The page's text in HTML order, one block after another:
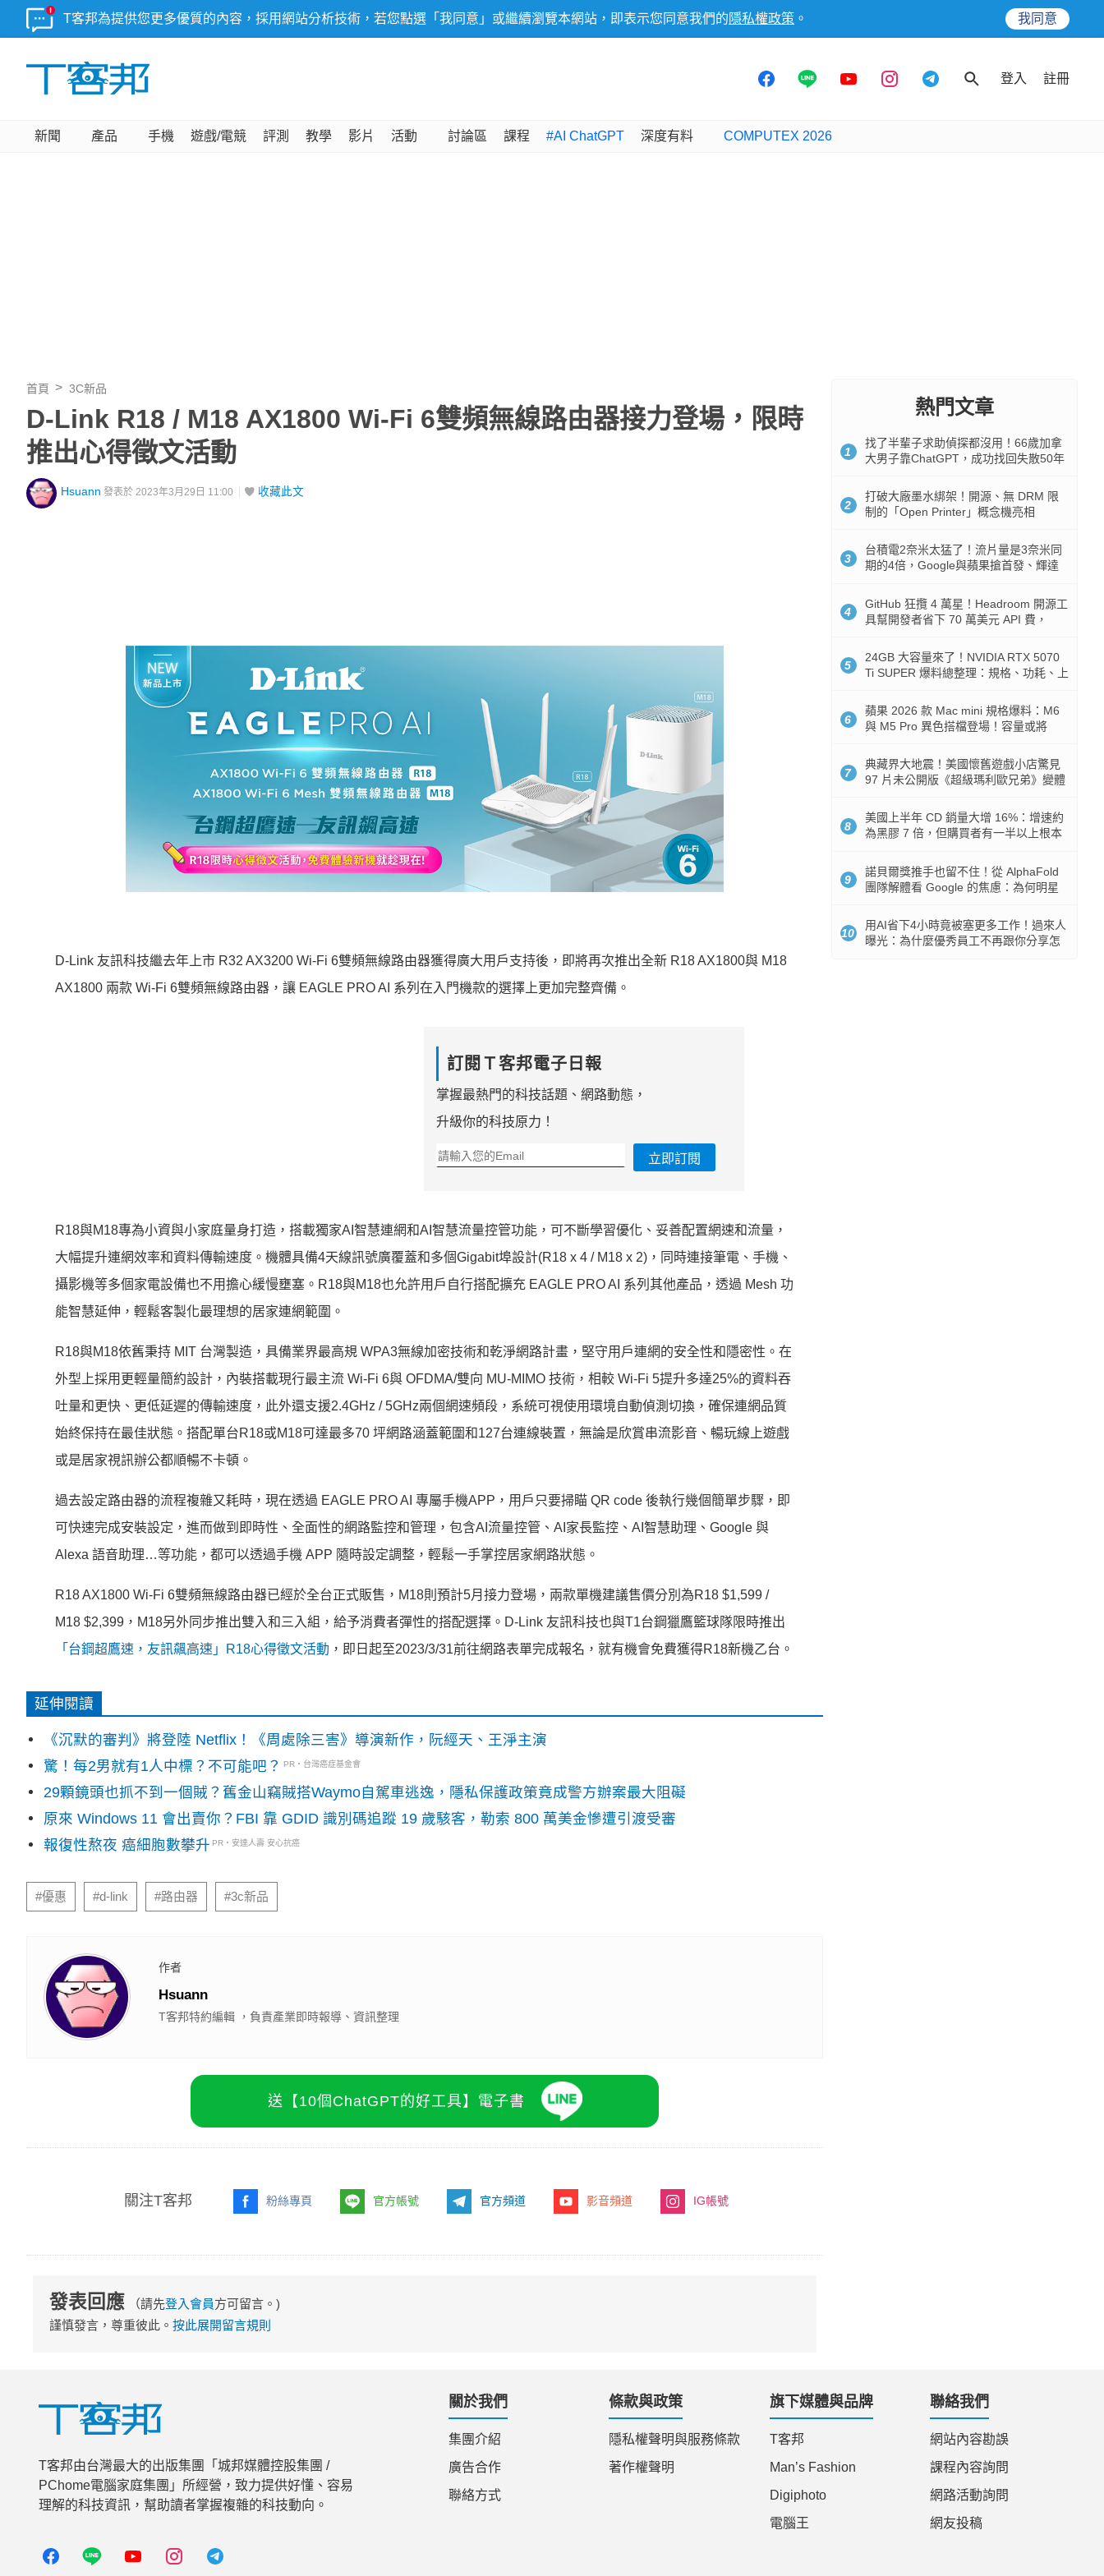
T客邦為提供您更多優質的內容，採用網站分析技術，若您點選「我同意」或繼續瀏覽本網站，即表示您同意我們的 隱私權政策 。 我同意
登入 註冊
新聞 產品 手機 遊戲/電競 評測 教學 影片 活動 討論區 課程 #AI ChatGPT 深度有料 COMPUTEX 2026
首頁 3C新品
D-Link R18 / M18 AX1800 Wi-Fi 6雙頻無線路由器接力登場，限時
推出心得徵文活動
Hsuann 發表於 2023年3月29日 11:00 收藏此文
D-Link 友訊科技繼去年上市 R32 AX3200 Wi-Fi 6雙頻無線路由器獲得廣大用戶支持後，即將再次推出全新 R18 AX1800與 M18
AX1800 兩款 Wi-Fi 6雙頻無線路由器，讓 EAGLE PRO AI 系列在入門機款的選擇上更加完整齊備。
訂閱Ｔ客邦電子日報
掌握最熱門的科技話題、網路動態，
升級你的科技原力！
立即訂閱
R18與M18專為小資與小家庭量身打造，搭載獨家AI智慧連網和AI智慧流量控管功能，可不斷學習優化、妥善配置網速和流量，
大幅提升連網效率和資料傳輸速度。機體具備4天線訊號廣覆蓋和多個Gigabit埠設計(R18 x 4 / M18 x 2)，同時連接筆電、手機、
攝影機等多個家電設備也不用擔心緩慢壅塞。R18與M18也允許用戶自行搭配擴充 EAGLE PRO AI 系列其他產品，透過 Mesh 功
能智慧延伸， 輕鬆客製化最理想的居家連網範圍。
R18與M18依舊秉持 MIT 台灣製造，具備業界最高規 WPA3無線加密技術和乾淨網路計畫，堅守用戶連網的安全性和隱密性。 在
外型上採用更輕量簡約設計，內裝搭載現行最主流 Wi-Fi 6與 OFDMA/雙向 MU-MIMO 技術，相較 Wi-Fi 5提升多達25%的資料吞
吐量和更快、更低延遲的傳輸速度， 此外還支援2.4GHz / 5GHz兩個網速頻段，系統可視使用環境自動偵測切換， 確保連網品質
始終保持在最佳狀態。搭配單台R18或M18可達最多70 坪網路涵蓋範圍和127台連線裝置，無論是欣賞串流影音、 暢玩線上遊戲
或是居家視訊辦公都順暢不卡頓。
過去設定路由器的流程複雜又耗時，現在透過 EAGLE PRO AI 專屬手機APP，用戶只要掃瞄 QR code 後執行幾個簡單步驟，即
可快速完成安裝設定， 進而做到即時性、全面性的網路監控和管理，包含AI流量控管、A I家長監控、AI智慧助理、Google 與
Alexa 語音助理…等功能，都可以透過手機 APP 隨時設定調整， 輕鬆一手掌控居家網路狀態。
R18 AX1800 Wi-Fi 6雙頻無線路由器已經於全台正式販售，M18則預計5月接力登場 ，兩款單機建議售價分別為R18 $1,599 /
M18 $2,399，M18另外同步推出雙入和三入組， 給予消費者彈性的搭配選擇。D-Link 友訊科技也與T1台鋼獵鷹籃球隊限時推出
「台鋼超鷹速，友訊飆高速」R18心得徵文活動 ，即日起至2023/3/31前往網路表單完成報名， 就有機會免費獲得R18新機乙台。
延伸閱讀
《沉默的審判》將登陸 Netflix！《周處除三害》導演新作，阮經天、王淨主演
驚！每2男就有1人中標？不可能吧？
PR・台灣癌症基金會
29顆鏡頭也抓不到一個賊？舊金山竊賊搭Waymo自駕車逃逸，隱私保護政策竟成警方辦案最大阻礙
原來 Windows 11 會出賣你？FBI 靠 GDID 識別碼追蹤 19 歲駭客，勒索 800 萬美金慘遭引渡受審
報復性熬夜 癌細胞數攀升 PR・安達人壽 安心抗癌
#優惠 #d-link #路由器 #3c新品
作者
Hsuann
T客邦特約編輯 ，負責產業即時報導、資訊整理
送【10個ChatGPT的好工具】電子書
關注T客邦 粉絲專頁 官方帳號 官方頻道 影音頻道 IG帳號
發表回應 （請先登入會員方可留言。)
謹慎發言，尊重彼此。 按此展開留言規則
熱門文章
1
找了半輩子求助偵探都沒用！66歲加拿
大男子靠ChatGPT，成功找回失散50年
2
打破大廠墨水綁架！開源、無 DRM 限
制的「Open Printer」概念機亮相
3
台積電2奈米太猛了！流片量是3奈米同
期的4倍，Google與蘋果搶首發、輝達
4
GitHub 狂攬 4 萬星！Headroom 開源工
具幫開發者省下 70 萬美元 API 費，
5
24GB 大容量來了！NVIDIA RTX 5070
Ti SUPER 爆料總整理：規格、功耗、上
6
蘋果 2026 款 Mac mini 規格爆料：M6
與 M5 Pro 異色搭檔登場！容量或將
7
典藏界大地震！美國懷舊遊戲小店驚見
97 片未公開版《超級瑪利歐兄弟》變體
8
美國上半年 CD 銷量大增 16%：增速約
為黑膠 7 倍，但購買者有一半以上根本
9
諾貝爾獎推手也留不住！從 AlphaFold
團隊解體看 Google 的焦慮：為何明星
10
用AI省下4小時竟被塞更多工作！過來人
曝光：為什麼優秀員工不再跟你分享怎
T客邦由台灣最大的出版集團「城邦媒體控股集團 /
PChome電腦家庭集團」所經營，致力提供好懂、容易
理解的科技資訊，幫助讀者掌握複雜的科技動向。
關於我們
集團介紹
廣告合作
聯絡方式
條款與政策
隱私權聲明與服務條款
著作權聲明
旗下媒體與品牌
T客邦
Man’s Fashion
Digiphoto
電腦王
聯絡我們
網站內容勘誤
課程內容詢問
網路活動詢問
網友投稿